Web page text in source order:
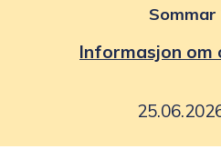
Sommar
Informasjon om